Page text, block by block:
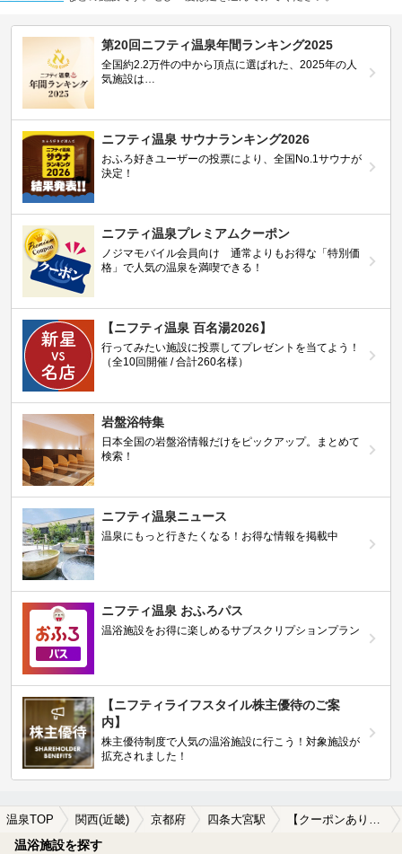
第20回ニフティ温泉年間ランキング2025
全国約2.2万件の中から頂点に選ばれた、2025年の人
気施設は…
ニフティ温泉 サウナランキング2026
おふろ好きユーザーの投票により、全国No.1サウナが
決定！
ニフティ温泉プレミアムクーポン
ノジマモバイル会員向け 通常よりもお得な「特別価
格」で人気の温泉を満喫できる！
【ニフティ温泉 百名湯2026】
行ってみたい施設に投票してプレゼントを当てよう！
（全10回開催 / 合計260名様）
岩盤浴特集
日本全国の岩盤浴情報だけをピックアップ。まとめて
検索！
ニフティ温泉ニュース
温泉にもっと行きたくなる！お得な情報を掲載中
ニフティ温泉 おふろパス
温浴施設をお得に楽しめるサブスクリプションプラン
【ニフティライフスタイル株主優待のご案
内】
株主優待制度で人気の温浴施設に行こう！対象施設が
拡充されました！
温泉TOP 関西(近畿) 京都府 四条大宮駅 【クーポンあり】冷え性に効能がある四条大宮駅近くの温泉、日帰り温泉、スーパー銭湯おすすめ
温浴施設を探す